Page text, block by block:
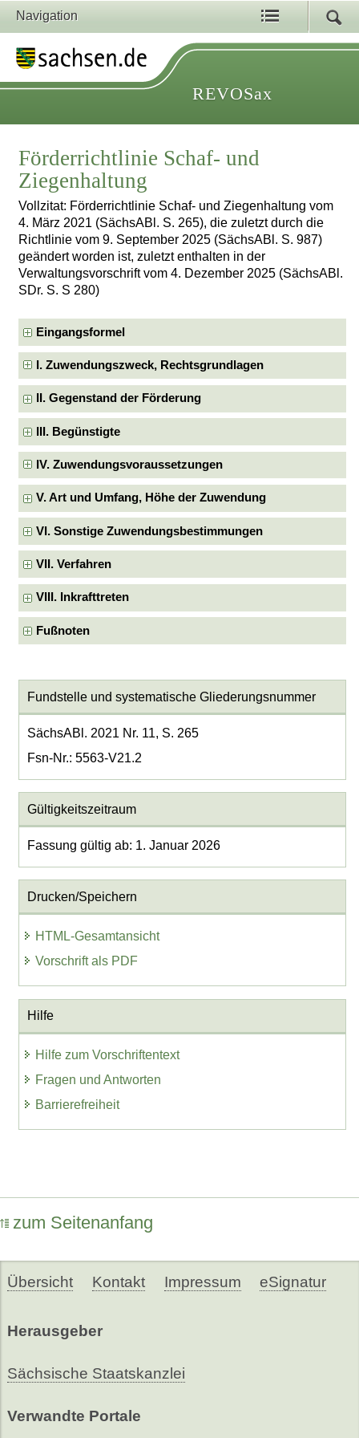
Navigation
REVOSax
Förderrichtlinie Schaf- und
Ziegenhaltung
Vollzitat: Förderrichtlinie Schaf- und Ziegenhaltung vom
4. März 2021 (SächsABl. S. 265), die zuletzt durch die
Richtlinie vom 9. September 2025 (SächsABl. S. 987)
geändert worden ist, zuletzt enthalten in der
Verwaltungsvorschrift vom 4. Dezember 2025 (SächsABl.
SDr. S. S 280)
Eingangsformel
I. Zuwendungszweck, Rechtsgrundlagen
II. Gegenstand der Förderung
III. Begünstigte
IV. Zuwendungsvoraussetzungen
V. Art und Umfang, Höhe der Zuwendung
VI. Sonstige Zuwendungsbestimmungen
VII. Verfahren
VIII. Inkrafttreten
Fußnoten
Fundstelle und systematische Gliederungsnummer
SächsABl. 2021 Nr. 11, S. 265
Fsn-Nr.: 5563-V21.2
Gültigkeitszeitraum
Fassung gültig ab: 1. Januar 2026
Drucken/Speichern
HTML-Gesamtansicht
Vorschrift als PDF
Hilfe
Hilfe zum Vorschriftentext
Fragen und Antworten
Barrierefreiheit
zum Seitenanfang
Übersicht Kontakt Impressum eSignatur
Herausgeber
Sächsische Staatskanzlei
Verwandte Portale